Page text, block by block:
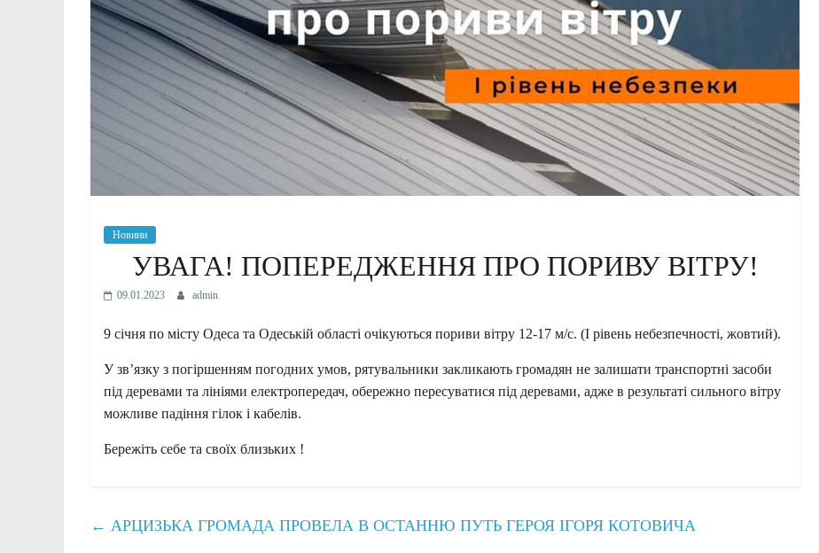
Новини
УВАГА! ПОПЕРЕДЖЕННЯ ПРО ПОРИВУ ВІТРУ!
09.01.2023 admin
9 січня по місту Одеса та Одеській області очікуються пориви вітру 12-17 м/с. (І рівень небезпечності, жовтий).
У зв’язку з погіршенням погодних умов, рятувальники закликають громадян не залишати транспортні засоби
під деревами та лініями електропередач, обережно пересуватися під деревами, адже в результаті сильного вітру
можливе падіння гілок і кабелів.
Бережіть себе та своїх близьких !
← АРЦИЗЬКА ГРОМАДА ПРОВЕЛА В ОСТАННЮ ПУТЬ ГЕРОЯ ІГОРЯ КОТОВИЧА